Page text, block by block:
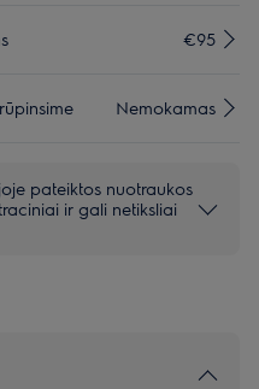
€95
Nemokamas
pateiktos nuotraukos
ir gali netiksliai